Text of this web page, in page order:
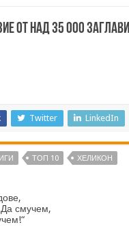
от над 35 000
Twitter LinkedIn
ТОП 10 ХЕЛИКОН
смучем,